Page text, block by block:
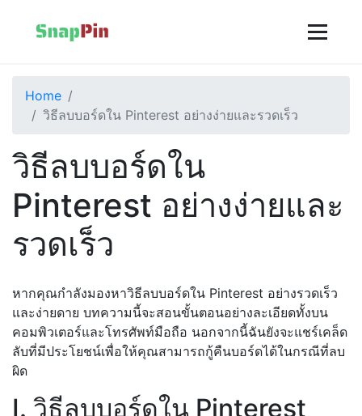
Home
วิธีลบบอร์ดใน Pinterest อย่างง่ายและรวดเร็ว
วิธีลบบอร์ดใน
Pinterest อย่างง่ายและ
รวดเร็ว
หากคุณกำลังมองหาวิธีลบบอร์ดใน Pinterest อย่างรวดเร็ว
และง่ายดาย บทความนี้จะสอนขั้นตอนอย่างละเอียดทั้งบน
คอมพิวเตอร์และโทรศัพท์มือถือ นอกจากนี้ฉันยังจะแชร์เคล็ด
ลับที่มีประโยชน์เพื่อให้คุณสามารถกู้คืนบอร์ดได้ในกรณีที่ลบ
ผิด
I. วิธีลบบอร์ดใน Pinterest